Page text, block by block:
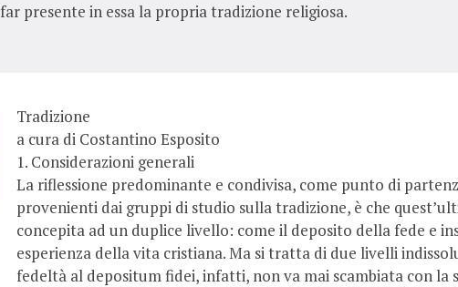
far presente in essa la propria tradizione religiosa.
Tradizione
a cura di Costantino Esposito
1. Considerazioni generali
La riflessione predominante e condivisa, come punto di
provenienti dai gruppi di studio sulla tradizione, è che
concepita ad un duplice livello: come il deposito della fede e
esperienza della vita cristiana. Ma si tratta di due livelli
fedeltà al depositum fidei, infatti, non va mai scambiata con la